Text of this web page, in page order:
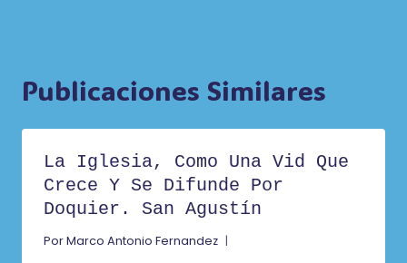
Publicaciones Similares
La Iglesia, Como Una Vid Que
Crece Y Se Difunde Por
Doquier. San Agustín
PorMarco Antonio Fernandez